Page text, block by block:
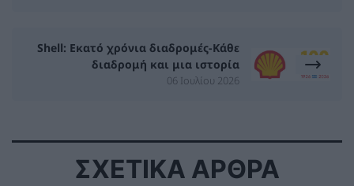
Shell: Εκατό χρόνια διαδρομές-Κάθε
διαδρομή και μια ιστορία
06 Ιουλίου 2026
ΣΧΕΤΙΚΑ ΑΡΘΡΑ